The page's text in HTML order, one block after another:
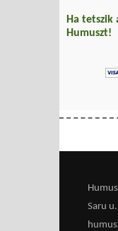
Ha tetszik
Humuszt!
Saru